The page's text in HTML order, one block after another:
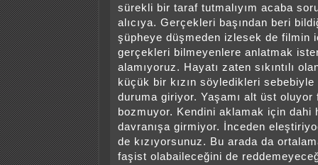
sürekli bir taraf tutmalıyım acaba
alıcıya. Gerçekleri başından beri
şüpheye düşmeden izlesek de filmin
gerçekleri bilmeyenlere anlatmak
alamıyoruz. Hayatı zaten sıkıntılı
küçük bir kızın söyledikleri
duruma giriyor. Yaşamı alt üst
bozmuyor. Kendini aklamak için dahi
davranışa girmiyor. İnceden
de kızıyorsunuz. Bu arada da
faşist olabaileceğini de